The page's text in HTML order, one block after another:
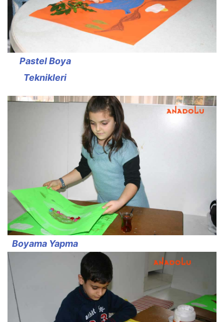
Pastel Boya
Teknikleri
Boyama Yapma